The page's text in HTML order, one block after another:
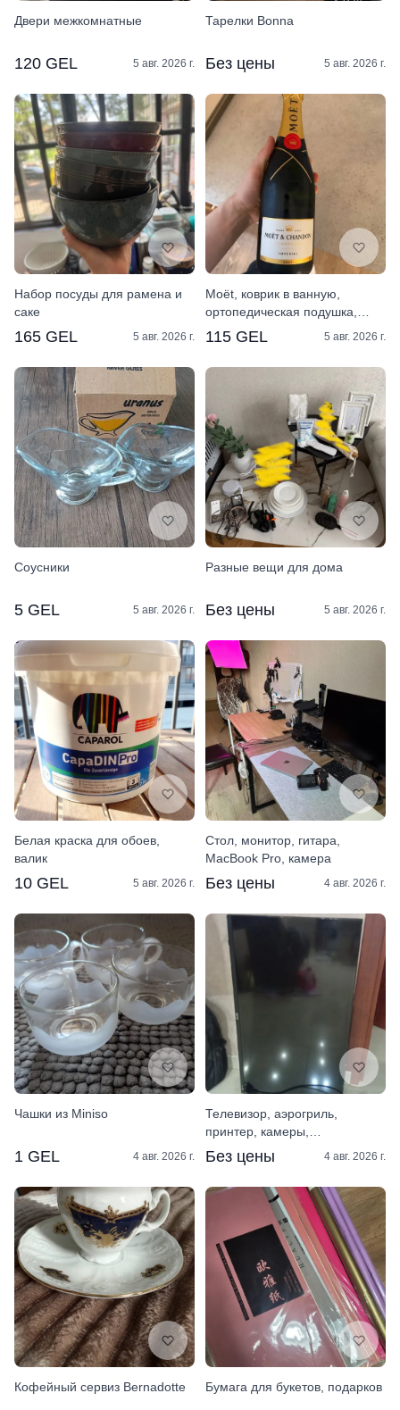
Двери межкомнатные
120 GEL 5 авг. 2026 г.
Тарелки Bonna
Без цены 5 авг. 2026 г.
Набор посуды для рамена и
саке
165 GEL 5 авг. 2026 г.
Moët, коврик в ванную,
ортопедическая подушка,
комплект белья
115 GEL 5 авг. 2026 г.
Соусники
5 GEL 5 авг. 2026 г.
Разные вещи для дома
Без цены 5 авг. 2026 г.
Белая краска для обоев,
валик
10 GEL 5 авг. 2026 г.
Стол, монитор, гитара,
MacBook Pro, камера
Без цены 4 авг. 2026 г.
Чашки из Miniso
1 GEL 4 авг. 2026 г.
Телевизор, аэрогриль,
принтер, камеры,
светильники, весы, вилки
Без цены 4 авг. 2026 г.
Кофейный сервиз Bernadotte Бумага для букетов, подарков